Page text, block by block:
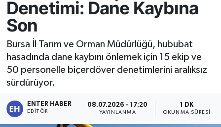
Denetimi: Dane Kaybına
Son
Bursa İl Tarım ve Orman Müdürlüğü, hububat
hasadında dane kaybını önlemek için 15 ekip ve
50 personelle biçerdöver denetimlerini aralıksız
sürdürüyor.
ENTER HABER
EDITÖR
08.07.2026 - 17:20
YAYINLANMA
1 DK
OKUNMA SÜRESI